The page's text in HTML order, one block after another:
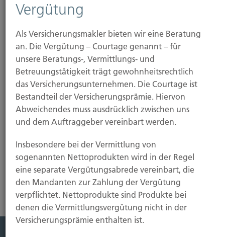
Schaden
Vergütung
Als Versicherungsmakler bieten wir eine Beratung
an. Die Vergütung – Courtage genannt – für
unsere Beratungs-, Vermittlungs- und
Betreuungstätigkeit trägt gewohnheitsrechtlich
das Versicherungsunternehmen. Die Courtage ist
Bestandteil der Versicherungsprämie. Hiervon
Abweichendes muss ausdrücklich zwischen uns
und dem Auftraggeber vereinbart werden.
Insbesondere bei der Vermittlung von
sogenannten Nettoprodukten wird in der Regel
eine separate Vergütungsabrede vereinbart, die
den Mandanten zur Zahlung der Vergütung
verpflichtet. Nettoprodukte sind Produkte bei
denen die Vermittlungsvergütung nicht in der
Versicherungsprämie enthalten ist.